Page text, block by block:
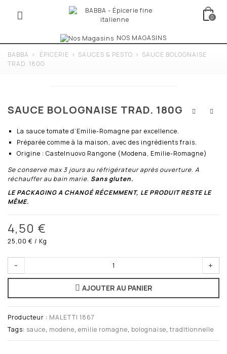
0
NOS MAGASINS
BABBA > ÉPICERIE > SAUCES & PESTO > SAUCE BOLOGNAISE
TRAD. 180G
SAUCE BOLOGNAISE TRAD. 180G
La sauce tomate d’Emilie-Romagne par excellence.
Préparée comme à la maison, avec des ingrédients frais.
Origine : Castelnuovo Rangone (Modena, Emilie-Romagne)
Se conserve max 3 jours au réfrigérateur après ouverture. A
réchauffer au bain marie. Sans gluten.
LE PACKAGING A CHANGÉRÉCEMMENT, LE PRODUIT RESTE LE
MÊME.
4,50 €
25,00 € / Kg
- +
AJOUTER AU PANIER
Producteur : MALETTI 1867
Tags: sauce, modene, emilie romagne, bolognaise,traditionnelle